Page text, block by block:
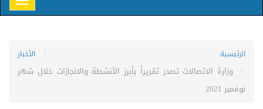
الرئيسية الأخبار
وزارة الاتصالات تصدر تقريراً بأبرز الأنشطة والانجازات خلال شهر
نوفمبر 2021